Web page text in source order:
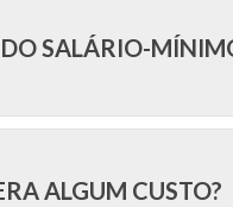
SALÁRIO-
ALGUM CUSTO?